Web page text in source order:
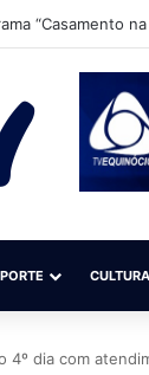
Ibama e
CULTURA
4º dia com